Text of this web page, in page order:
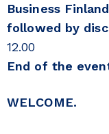
Business
followed by
12.00
End of the
WELCOME.